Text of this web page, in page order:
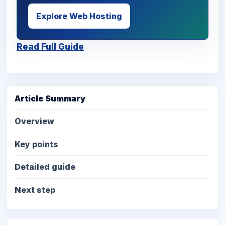
Explore Web Hosting
Read Full Guide
Article Summary
Overview
Key points
Detailed guide
Next step